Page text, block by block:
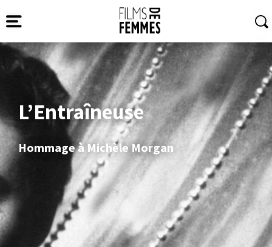
L’Entraîneuse
Hommage à Michèle Morgan